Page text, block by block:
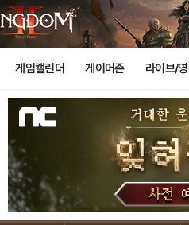
게임캘린더 게이머존 라이브/